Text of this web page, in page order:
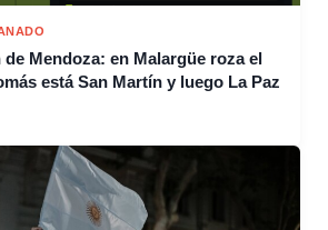
Mendoza: en Malargüe roza el
está San Martín y luego La Paz